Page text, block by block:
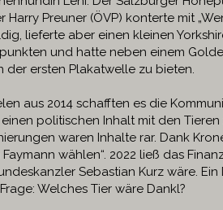
Preuner (ÖVP) konterte mit
lieferte aber einen kleinen
und hatte neben einem
der ersten Plakatwelle zu bieten.
aus 2014 schafften es die
politischen Inhalt mit den
waren Inhalte rar. Dank
wählen“. 2022 ließ das
Sebastian Kurz wäre.
Welches Tier wäre Dankl?